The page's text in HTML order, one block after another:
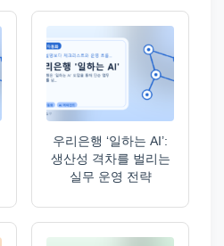
우리은행 ‘일하는 AI’:
생산성 격차를 벌리는
실무 운영 전략